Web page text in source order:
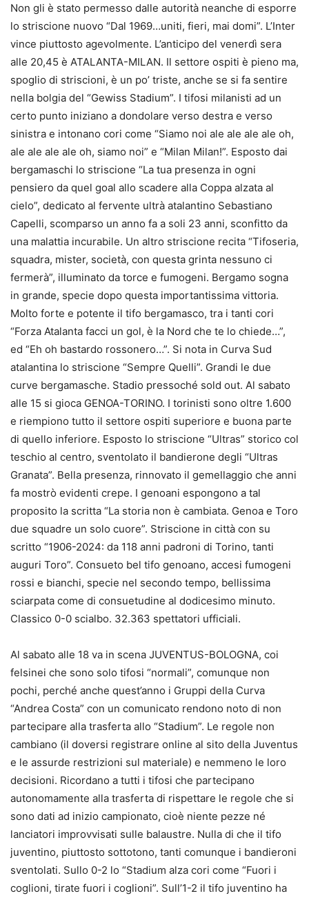
Non gli è stato permesso dalle autorità neanche di esporre
lo striscione nuovo “Dal 1969…uniti, fieri, mai domi”. L’Inter
vince piuttosto agevolmente. L’anticipo del venerdì sera
alle 20,45 è ATALANTA-MILAN. Il settore ospiti è pieno ma,
spoglio di striscioni, è un po’ triste, anche se si fa sentire
nella bolgia del “Gewiss Stadium”. I tifosi milanisti ad un
certo punto iniziano a dondolare verso destra e verso
sinistra e intonano cori come “Siamo noi ale ale ale ale oh,
ale ale ale ale oh, siamo noi” e “Milan Milan!”. Esposto dai
bergamaschi lo striscione “La tua presenza in ogni
pensiero da quel goal allo scadere alla Coppa alzata al
cielo”, dedicato al fervente ultrà atalantino Sebastiano
Capelli, scomparso un anno fa a soli 23 anni, sconfitto da
una malattia incurabile. Un altro striscione recita “Tifoseria,
squadra, mister, società, con questa grinta nessuno ci
fermerà”, illuminato da torce e fumogeni. Bergamo sogna
in grande, specie dopo questa importantissima vittoria.
Molto forte e potente il tifo bergamasco, tra i tanti cori
“Forza Atalanta facci un gol, è la Nord che te lo chiede…”,
ed “Eh oh bastardo rossonero…”. Si nota in Curva Sud
atalantina lo striscione “Sempre Quelli”. Grandi le due
curve bergamasche. Stadio pressoché sold out. Al sabato
alle 15 si gioca GENOA-TORINO. I torinisti sono oltre 1.600
e riempiono tutto il settore ospiti superiore e buona parte
di quello inferiore. Esposto lo striscione “Ultras” storico col
teschio al centro, sventolato il bandierone degli “Ultras
Granata”. Bella presenza, rinnovato il gemellaggio che anni
fa mostrò evidenti crepe. I genoani espongono a tal
proposito la scritta “La storia non è cambiata. Genoa e Toro
due squadre un solo cuore”. Striscione in città con su
scritto “1906-2024: da 118 anni padroni di Torino, tanti
auguri Toro”. Consueto bel tifo genoano, accesi fumogeni
rossi e bianchi, specie nel secondo tempo, bellissima
sciarpata come di consuetudine al dodicesimo minuto.
Classico 0-0 scialbo. 32.363 spettatori ufficiali.
Al sabato alle 18 va in scena JUVENTUS-BOLOGNA, coi
felsinei che sono solo tifosi “normali”, comunque non
pochi, perché anche quest’anno i Gruppi della Curva
“Andrea Costa” con un comunicato rendono noto di non
partecipare alla trasferta allo “Stadium”. Le regole non
cambiano (il doversi registrare online al sito della Juventus
e le assurde restrizioni sul materiale) e nemmeno le loro
decisioni. Ricordano a tutti i tifosi che partecipano
autonomamente alla trasferta di rispettare le regole che si
sono dati ad inizio campionato, cioè niente pezze né
lanciatori improvvisati sulle balaustre. Nulla di che il tifo
juventino, piuttosto sottotono, tanti comunque i bandieroni
sventolati. Sullo 0-2 lo “Stadium alza cori come “Fuori i
coglioni, tirate fuori i coglioni”. Sull’1-2 il tifo juventino ha